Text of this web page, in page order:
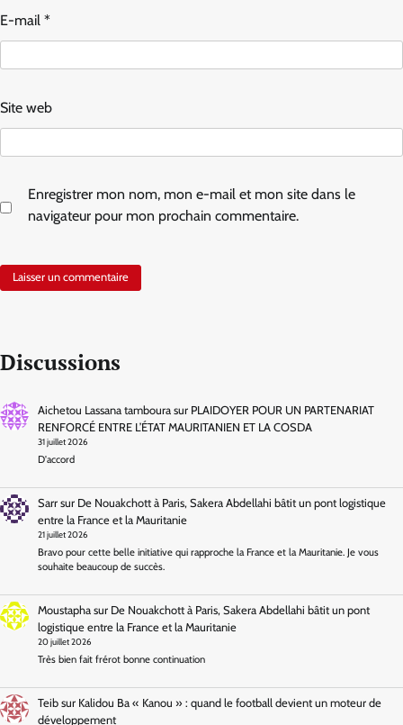
E-mail *
Site web
Enregistrer mon nom, mon e-mail et mon site dans le
navigateur pour mon prochain commentaire.
Discussions
Aichetou Lassana tambourasur PLAIDOYER POUR UN PARTENARIAT
RENFORCÉ ENTRE L’ÉTAT MAURITANIEN ET LA COSDA
31 juillet 2026
D'accord
Sarrsur De Nouakchott à Paris, Sakera Abdellahi bâtit un pont logistique
entre la France et la Mauritanie
21 juillet 2026
Bravo pour cette belle initiative qui rapproche la France et la Mauritanie. Je vous
souhaite beaucoup de succès.
Moustaphasur De Nouakchott à Paris, Sakera Abdellahi bâtit un pont
logistique entre la France et la Mauritanie
20 juillet 2026
Très bien fait frérot bonne continuation
Teibsur Kalidou Ba « Kanou » : quand le football devient un moteur de
développement